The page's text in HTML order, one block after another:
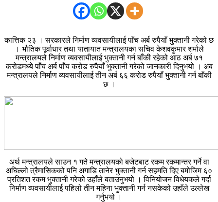
कात्तिक २३ । सरकारले निर्माण व्यवसायीलाई पाँच अर्ब रुपैयाँ भुक्तानी गरेको छ
। भौतिक पूर्वाधार तथा यातायात मन्त्रालयका सचिव केशवकुमार शर्माले
मन्त्रालयले निर्माण व्यवसायीलाई भुक्तानी गर्न बाँकी रहेको आठ अर्ब ७१
करोडमध्ये पाँच अर्ब पाँच करोड रुपैयाँ भुक्तानी गरेको जानकारी दिनुभयो । अब
मन्त्रालयले निर्माण व्यवसायीलाई तीन अर्ब ६६ करोड रुपैयाँ भुक्तानी गर्न बाँकी
छ ।
अर्थ मन्त्रालयले साउन १ गते मन्त्रालयको बजेटबाट रकम रकमान्तर गर्ने वा
अघिल्लो त्रैमासिकको पनि अगाडि तानेर भुक्तानी गर्न सहमति दिए बमोजिम ६०
प्रतिशत रकम भुक्तानी गरेको उहाँले बताउनुभयो । विनियोजन विधेयकले गर्दा
निर्माण व्यवसायीलाई पहिलो तीन महिना भुक्तानी गर्न नसकेको उहाँले उल्लेख
गर्नुभयो ।